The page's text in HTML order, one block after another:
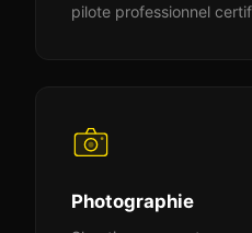
pilote professionnel
Photographie